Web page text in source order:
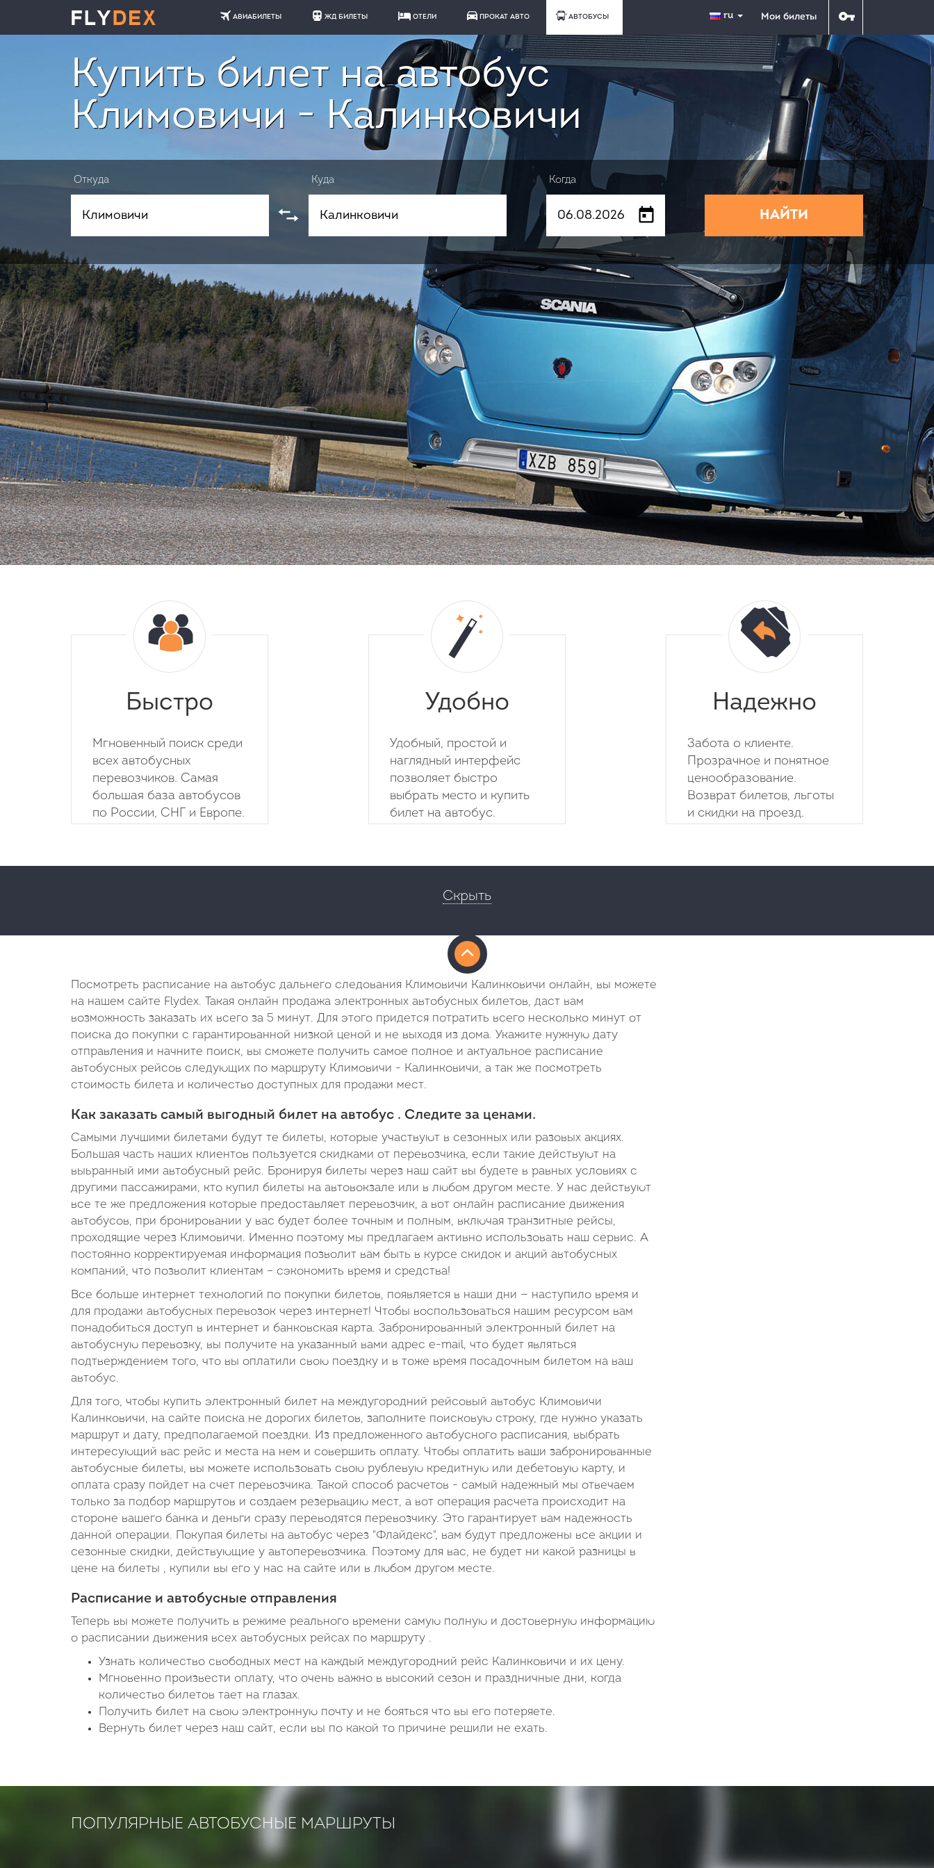
АВИАБИЛЕТЫ ЖД БИЛЕТЫ ОТЕЛИ ПРОКАТ АВТО АВТОБУСЫ ru Мои билеты
Купить билет на автобус
Климовичи - Калинковичи
Откуда Куда Когда
НАЙТИ
Быстро
Мгновенный поиск среди
всех автобусных
перевозчиков. Самая
большая база автобусов
по России, СНГ и Европе.
Удобно
Удобный, простой и
наглядный интерфейс
позволяет быстро
выбрать место и купить
билет на автобус.
Надежно
Забота о клиенте.
Прозрачное и понятное
ценообразование.
Возврат билетов, льготы
и скидки на проезд.
Скрыть
Посмотреть расписание на автобус дальнего следования Климовичи Калинковичи онлайн, вы можете
на нашем сайте Flydex. Такая онлайн продажа электронных автобусных билетов, даст вам
возможность заказать их всего за 5 минут. Для этого придется потратить всего несколько минут от
поиска до покупки с гарантированной низкой ценой и не выходя из дома. Укажите нужную дату
отправления и начните поиск, вы сможете получить самое полное и актуальное расписание
автобусных рейсов следующих по маршруту Климовичи - Калинковичи, а так же посмотреть
стоимость билета и количество доступных для продажи мест.
Как заказать самый выгодный билет на автобус . Следите за ценами.
Самыми лучшими билетами будут те билеты, которые участвуют в сезонных или разовых акциях.
Большая часть наших клиентов пользуется скидками от перевозчика, если такие действуют на
выьранный ими автобусный рейс. Бронируя билеты через наш сайт вы будете в равных условиях с
другими пассажирами, кто купил билеты на автовокзале или в любом другом месте. У нас действуют
все те же предложения которые предоставляет перевозчик, а вот онлайн расписание движения
автобусов, при бронировании у вас будет более точным и полным, включая транзитные рейсы,
проходящие через Климовичи. Именно поэтому мы предлагаем активно использовать наш сервис. А
постоянно корректируемая информация позволит вам быть в курсе скидок и акций автобусных
компаний, что позволит клиентам – сэкономить время и средства!
Все больше интернет технологий по покупки билетов, появляется в наши дни — наступило время и
для продажи автобусных перевозок через интернет! Чтобы воспользоваться нашим ресурсом вам
понадобиться доступ в интернет и банковская карта. Забронированный электронный билет на
автобусную перевозку, вы получите на указанный вами адрес e-mail, что будет являться
подтверждением того, что вы оплатили свою поездку и в тоже время посадочным билетом на ваш
автобус.
Для того, чтобы купить электронный билет на междугородний рейсовый автобус Климовичи
Калинковичи, на сайте поиска не дорогих билетов, заполните поисковую строку, где нужно указать
маршрут и дату, предполагаемой поездки. Из предложенного автобусного расписания, выбрать
интересующий вас рейс и места на нем и совершить оплату. Чтобы оплатить ваши забронированные
автобусные билеты, вы можете использовать свою рублевую кредитную или дебетовую карту, и
оплата сразу пойдет на счет перевозчика. Такой способ расчетов - самый надежный мы отвечаем
только за подбор маршрутов и создаем резервацию мест, а вот операция расчета происходит на
стороне вашего банка и деньги сразу переводятся перевозчику. Это гарантирует вам надежность
данной операции. Покупая билеты на автобус через "Флайдекс", вам будут предложены все акции и
сезонные скидки, действующие у автоперевозчика. Поэтому для вас, не будет ни какой разницы в
цене на билеты , купили вы его у нас на сайте или в любом другом месте.
Расписание и автобусные отправления
Теперь вы можете получить в режиме реального времени самую полную и достоверную информацию
о расписании движения всех автобусных рейсах по маршруту .
Узнать количество свободных мест на каждый междугородний рейс Калинковичи и их цену.
Мгновенно произвести оплату, что очень важно в высокий сезон и праздничные дни, когда
количество билетов тает на глазах.
Получить билет на свою электронную почту и не бояться что вы его потеряете.
Вернуть билет через наш сайт, если вы по какой то причине решили не ехать.
ПОПУЛЯРНЫЕ АВТОБУСНЫЕ МАРШРУТЫ